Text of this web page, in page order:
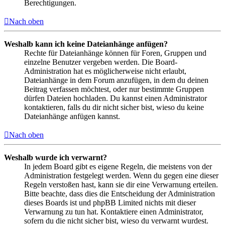
Berechtigungen.
Nach oben
Weshalb kann ich keine Dateianhänge anfügen?
Rechte für Dateianhänge können für Foren, Gruppen und
einzelne Benutzer vergeben werden. Die Board-
Administration hat es möglicherweise nicht erlaubt,
Dateianhänge in dem Forum anzufügen, in dem du deinen
Beitrag verfassen möchtest, oder nur bestimmte Gruppen
dürfen Dateien hochladen. Du kannst einen Administrator
kontaktieren, falls du dir nicht sicher bist, wieso du keine
Dateianhänge anfügen kannst.
Nach oben
Weshalb wurde ich verwarnt?
In jedem Board gibt es eigene Regeln, die meistens von der
Administration festgelegt werden. Wenn du gegen eine dieser
Regeln verstoßen hast, kann sie dir eine Verwarnung erteilen.
Bitte beachte, dass dies die Entscheidung der Administration
dieses Boards ist und phpBB Limited nichts mit dieser
Verwarnung zu tun hat. Kontaktiere einen Administrator,
sofern du die nicht sicher bist, wieso du verwarnt wurdest.